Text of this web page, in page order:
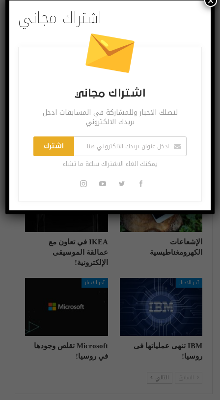
إيرادات الربع الأول من
غوغل تتيح تطبيق
المستخدمين
قد يعجبك ايضا المزيد عن المؤلف
الإشعاعات
الكهرومغناطيسية
آخر الاخبار
IKEA في تعاون مع
عمالقة الموسيقى
الإلكترونية!
آخر الاخبار
IBM تنهی عملیاتها فی
روسیا!
آخر الاخبار
Microsoft تقلص وجودها
في روسيا!
التالي
اشتراك مجاني
اشتراك مجاني
لتصلك الاخبار وللمشاركة في المسابقات ادخل
بريدك الالكتروني
اشترك
يمكنك الغاء الاشتراك ساعة ما تشاء